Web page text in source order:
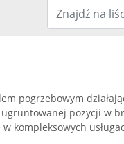
pogrzebowym
pozycji w
kompleksowych